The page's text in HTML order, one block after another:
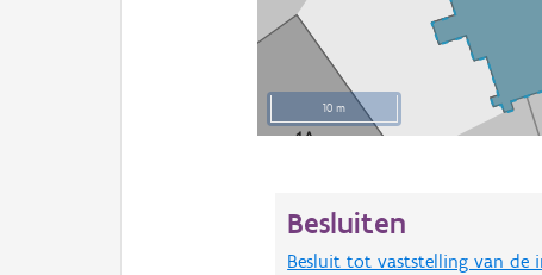
10 m
Besluiten
Besluit tot vaststelling van de